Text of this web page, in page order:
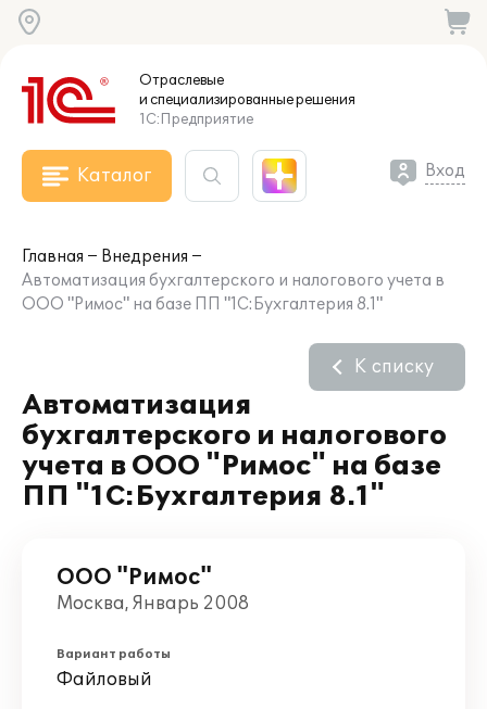
Отраслевые
и специализированныерешения
1С:Предприятие
Каталог Вход
Главная
Внедрения
Автоматизация бухгалтерского и налогового учета в
ООО "Римос" на базе ПП "1С:Бухгалтерия 8.1"
Автоматизация
бухгалтерского и налогового
учета в ООО "Римос" на базе
ПП "1С:Бухгалтерия 8.1"
К списку
ООО "Римос"
Москва, Январь 2008
Вариант работы
Файловый